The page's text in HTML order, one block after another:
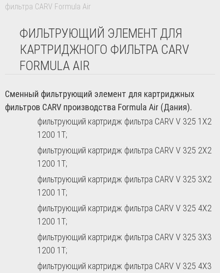
фильтра CARV Formula Air
ФИЛЬТРУЮЩИЙ ЭЛЕМЕНТ ДЛЯ
КАРТРИДЖНОГО ФИЛЬТРА CARV
FORMULA AIR
Сменный фильтрующий элемент для картриджных
фильтров CARV производства Formula Air (Дания).
фильтрующий картридж фильтра CARV V 325 1X2
1200 1T;
фильтрующий картридж фильтра CARV V 325 2X2
1200 1T;
фильтрующий картридж фильтра CARV V 325 3X2
1200 1T;
фильтрующий картридж фильтра CARV V 325 4X2
1200 1T;
фильтрующий картридж фильтра CARV V 325 3X3
1200 1T;
фильтрующий картридж фильтра CARV V 325 4X3